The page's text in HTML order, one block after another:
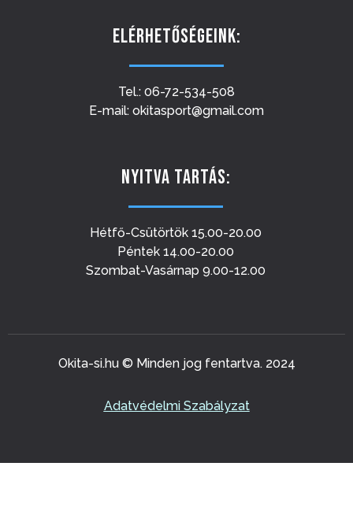
ELÉRHETŐSÉGEINK:
Tel.: 06-72-534-508
E-mail: okitasport@gmail.com
NYITVA TARTÁS:
Hétfő-Csütörtök 15.00-20.00
Péntek 14.00-20.00
Szombat-Vasárnap 9.00-12.00
Okita-si.hu © Minden jog fentartva. 2024
Adatvédelmi Szabályzat